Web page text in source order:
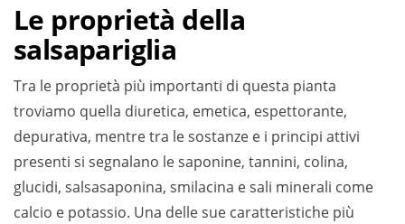
Le proprietà della
salsapariglia
Tra le proprietà più importanti di questa pianta
troviamo quella diuretica, emetica, espettorante,
depurativa, mentre tra le sostanze e i principi attivi
presenti si segnalano le saponine, tannini, colina,
glucidi, salsasaponina, smilacina e sali minerali come
calcio e potassio. Una delle sue caratteristiche più